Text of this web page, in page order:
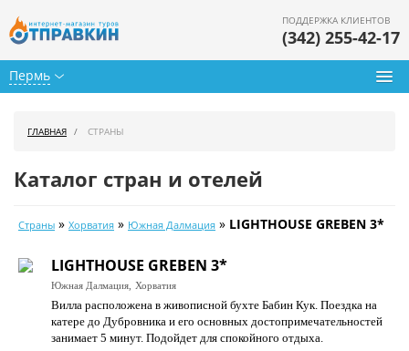
Пермь
ПОДДЕРЖКА КЛИЕНТОВ
(342) 255-42-17
Календарь туров
Цены дня
Страны
ГЛАВНАЯ СТРАНЫ
Каталог стран и отелей
Страны » Хорватия » Южная Далмация » LIGHTHOUSE GREBEN 3*
LIGHTHOUSE GREBEN 3*
Южная Далмация, Хорватия
Вилла расположена в живописной бухте Бабин Кук. Поездка на
катере до Дубровника и его основных достопримечательностей
занимает 5 минут. Подойдет для спокойного отдыха.